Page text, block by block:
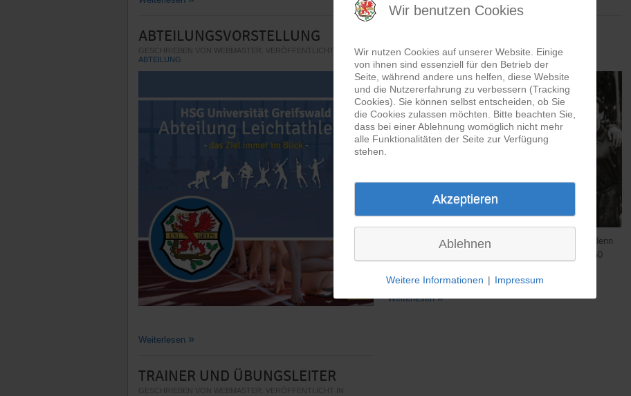
ABTEILUNGSVORSTELLUNG
GESCHRIEBEN VON WEBMASTER. VERÖFFENTLICHT IN
ABTEILUNG
Weiterlesen
TRAINER UND ÜBUNGSLEITER
GESCHRIEBEN VON WEBMASTER. VERÖFFENTLICHT IN
GESCHRIEBEN VON WEBMASTER. VERÖFFENTLICHT IN
ABTEILUNG
Unsere Abteilung ist so alt wie unser Verein selbst, denn
die Leichtathletik gehörte am 4. Mai 1949, also vor 60
Weiterlesen
Wir benutzen Cookies
Wir nutzen Cookies auf unserer Website. Einige
von ihnen sind essenziell für den Betrieb der
Seite, während andere uns helfen, diese Website
und die Nutzererfahrung zu verbessern (Tracking
Cookies). Sie können selbst entscheiden, ob Sie
die Cookies zulassen möchten. Bitte beachten Sie,
dass bei einer Ablehnung womöglich nicht mehr
alle Funktionalitäten der Seite zur Verfügung
stehen.
Akzeptieren
Ablehnen
Weitere Informationen | Impressum